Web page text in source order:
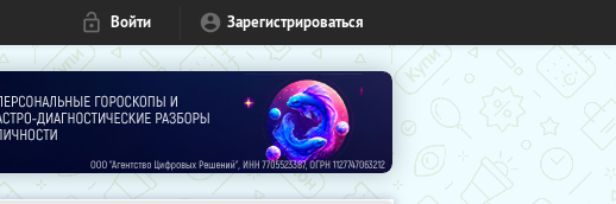
Войти Зарегистрироваться